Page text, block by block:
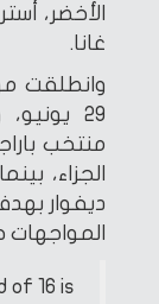
الأخضر،
غانا.
29
منتخب
الجزاء،
ديفوار
المواجهات
of 16 is